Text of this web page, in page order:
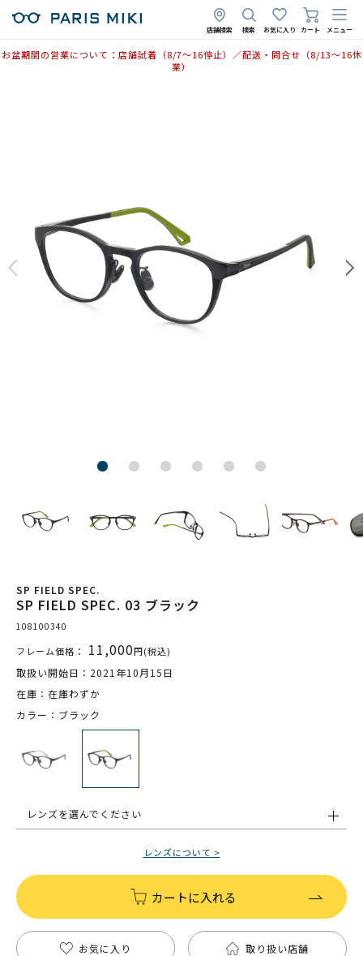
店舗検索 検索 お気に入り カート メニュー
お盆期間の営業について：店舗試着（8/7〜16停止）／配送・問合せ（8/13〜16休
業）
SP FIELD SPEC.
SP FIELD SPEC. 03 ブラック
108100340
フレーム価格： 11,000円(税込)
取扱い開始日：2021年10月15日
在庫：在庫わずか
カラー：ブラック
レンズを選んでください
レンズについて >
カートに入れる
お気に入り 取り扱い店舗